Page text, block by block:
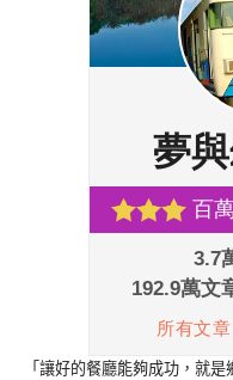
「讓好的餐廳能夠成功，就